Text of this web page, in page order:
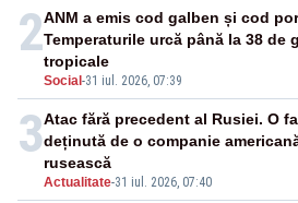
2
Social -31 iul. 2026, 07:39
ANM a emis cod galben și cod
Temperaturile urcă până la 38 de
tropicale
3
Actualitate-31 iul. 2026, 07:40
Atac fără precedent al Rusiei. O
deținută de o companie
rusească